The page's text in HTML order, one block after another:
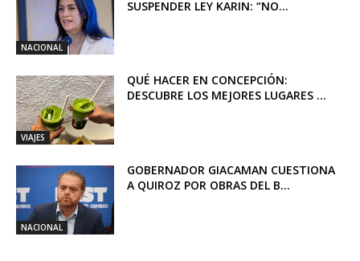
NACIONAL
SUSPENDER LEY KARIN: “NO...
VIAJES
QUÉ HACER EN CONCEPCIÓN:
DESCUBRE LOS MEJORES LUGARES ...
NACIONAL
GOBERNADOR GIACAMAN CUESTIONA
A QUIROZ POR OBRAS DEL B...